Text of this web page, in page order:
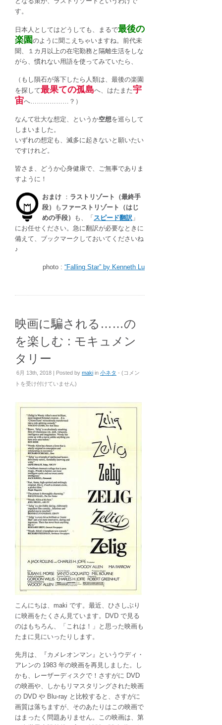
す。
日本人としてはどうしても、まるで最後の
楽園のように聞こえちゃいますね。前代未
聞、１カ月以上の在宅勤務と隔離生活をしな
がら、慣れない用語を使ってみていたら、
（もし隕石が落下したら人類は、最後の楽園
を探して最果ての孤島へ、はたまた宇
宙へ………………？）
なんて壮大な想定、というか空想を巡らして
しまいました。
いずれの想定も、滅多に起きないと願いたい
ですけれど。
皆さま、どうか心身健康で、ご無事でありま
すように！
おまけ ： ラストリゾート（最終手
段）
も ファーストリゾート（はじ
めの手段）
も、「 スピード翻訳 」
にお任せください。急に翻訳が必要なときに
備えて、ブックマークしておいてくださいね
♪
photo : “Falling Star” by Kenneth Lu
映画に騙される……の
を楽しむ : モキュメン
タリー
6月 13th, 2018 | Posted by maki in 小ネタ - (映
騙
の
を
:
キ
ュ
ン
リ
は
コメン
トを受け付けていません)
こんにちは、maki です。最近、ひさしぶり
に映画をたくさん見ています。DVD で見る
のはもちろん、「これは！」と思った映画も
たまに見にいったりします。
先月は、『カメレオンマン』というウディ・
アレンの 1983 年の映画を再見しました。し
かも、レーザーディスクで！さすがに DVD
の映画や、しかもリマスタリングされた映画
の DVD や Blu-ray と比較すると、さすがに
画質は落ちますが、そのあたりはこの映画で
はまったく問題ありません。この映画は、第